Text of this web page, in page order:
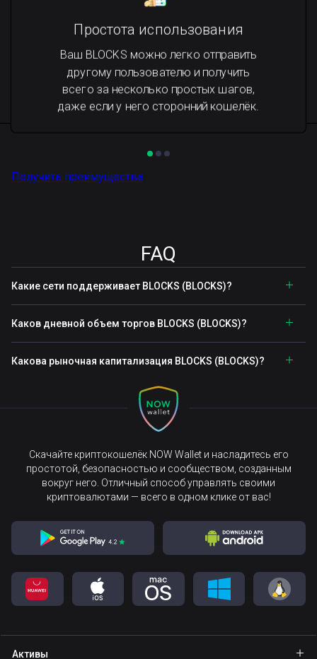
Простота использования
Ваш BLOCKS можно легко отправить
другому пользователю и получить
всего за несколько простых шагов,
даже если у него сторонний кошелёк.
Получить преимущества
FAQ
Какие сети поддерживает BLOCKS (BLOCKS)?
Каков дневной объем торгов BLOCKS (BLOCKS)?
Какова рыночная капитализация BLOCKS (BLOCKS)?
Скачайте криптокошелёк NOW Wallet и насладитесь его
простотой, безопасностью и сообществом, созданным
вокруг него. Отличный способ управлять своими
криптовалютами — всего в одном клике от вас!
Активы